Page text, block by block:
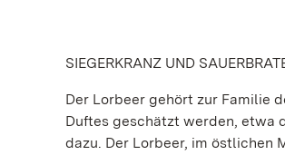
SIEGERKRANZ UND
Der Lorbeer gehört zur Familie
Duftes geschätzt werden, etwa
dazu. Der Lorbeer, im östlichen